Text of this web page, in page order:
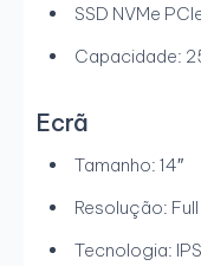
SSD NVMe
Capacidade:
Ecrã
Tamanho: 14″
Resolução:
Tecnologia: